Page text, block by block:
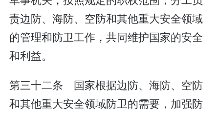
责边防、海防、空防和其他重大安全领域
的管理和防卫工作，共同维护国家的安全
和利益。
第三十二条 国家根据边防、海防、空防
和其他重大安全领域防卫的需要，加强防